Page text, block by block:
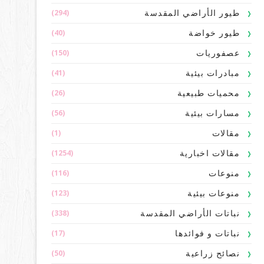
طيور الأراضي المقدسة (294)
طيور خواضة (40)
عصفوريات (150)
مبادرات بيئية (41)
محميات طبيعية (26)
مسارات بيئية (56)
مقالات (1)
مقالات اخبارية (1254)
منوعات (116)
منوعات بيئية (123)
نباتات الأراضي المقدسة (338)
نباتات و فوائدها (17)
نصائح زراعية (50)